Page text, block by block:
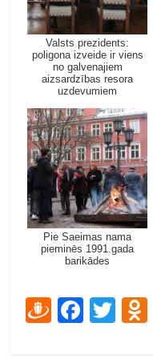
Valsts prezidents:
poligona izveide ir viens
no galvenajiem
aizsardzības resora
uzdevumiem
Pie Saeimas nama
pieminēs 1991.gada
barikādes
D F T